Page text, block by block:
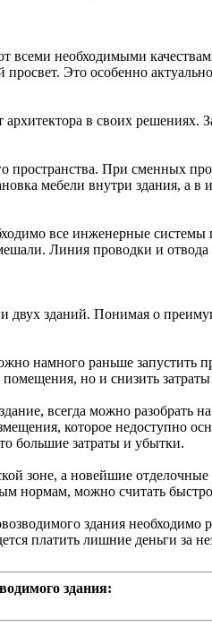
всеми необходимыми
Это особенно
в своих
При сменных
мебели внутри здания, а
все инженерные
Линия проводки и
зданий. Понимая о
намного раньше
но и снизить
всегда можно разобрать
которое недоступно
большие затраты и убытки.
зоне, а новейшие
нормам, можно считать
здания
платить лишние деньги за
здания: